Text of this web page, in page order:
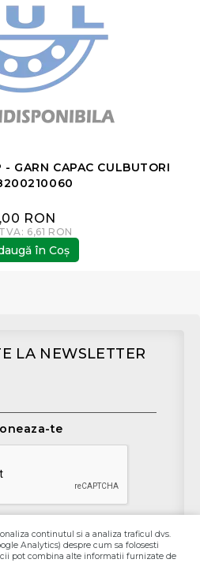
GARN CAPAC CULBUTORI
RON
6,61 RON
în Coş
LA NEWSLETTER
te
continutul si a analiza traficul dvs.
Analytics) despre cum sa folosesti
pot combina alte informatii furnizate de